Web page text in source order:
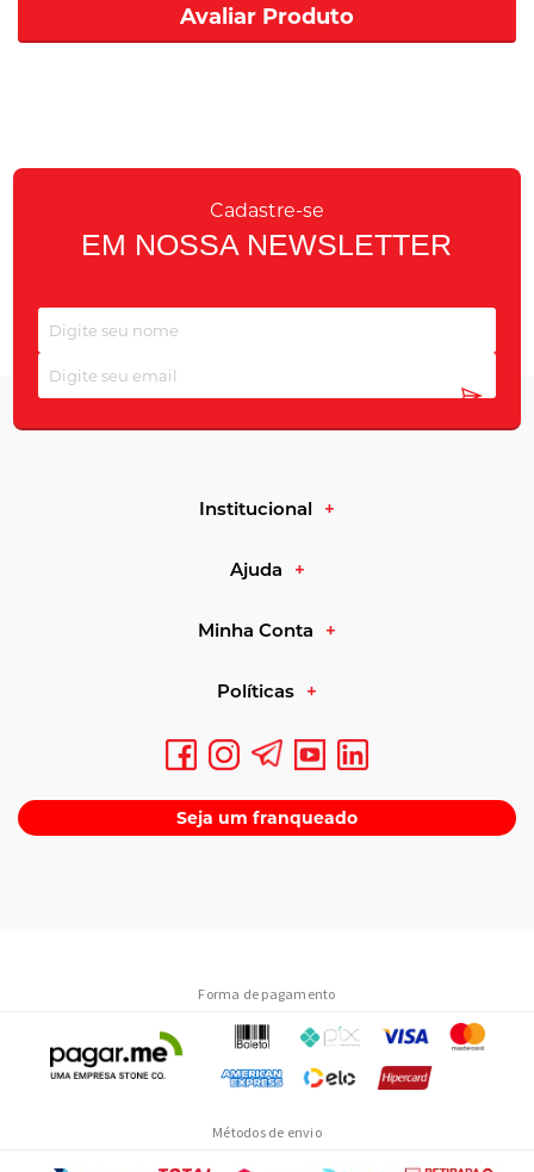
Avaliar Produto
Cadastre-se
EM NOSSA NEWSLETTER
Institucional
Ajuda
Minha Conta
Políticas
Seja um franqueado
Forma de pagamento
Métodos de envio